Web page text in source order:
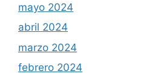
mayo 2024
abril 2024
marzo 2024
febrero 2024